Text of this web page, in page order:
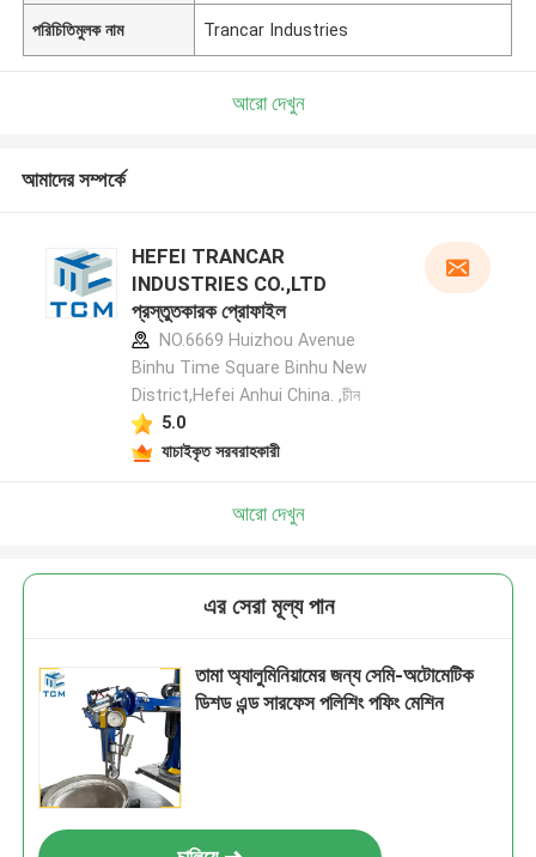
পরিচিতিমুলক নাম Trancar Industries
আরো দেখুন
আমাদের সম্পর্কে
HEFEI TRANCAR
INDUSTRIES CO.,LTD
প্রস্তুতকারক প্রোফাইল
NO.6669 Huizhou Avenue
Binhu Time Square Binhu New
District,Hefei Anhui China. ,চীন
5.0
যাচাইকৃত সরবরাহকারী
আরো দেখুন
এর সেরা মূল্য পান
তামা অ্যালুমিনিয়ামের জন্য সেমি-অটোমেটিক
ডিশড এন্ড সারফেস পলিশিং পফিং মেশিন